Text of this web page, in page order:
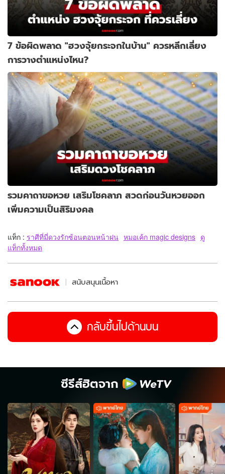
7 ข้อผิดพลาด "ฮวงจุ้ยกระจกในบ้าน" ควรหลีกเลี่ยง
การวางตำแหน่งไหน?
รวมคาถาขอหวย เสริมโชคลาภ สวดก่อนวันหวยออก
เพิ่มความเป็นสิริมงคล
แท็ก : ราศีที่มี่ดวงรักซ้อนตอนหน้าฝน หมอเค้ก magic designs ดู
แท็กทั้งหมด
สนับสนุนเนื้อหา
กลับขึ้นไปด้านบน
ซีรีส์ฮิตจาก